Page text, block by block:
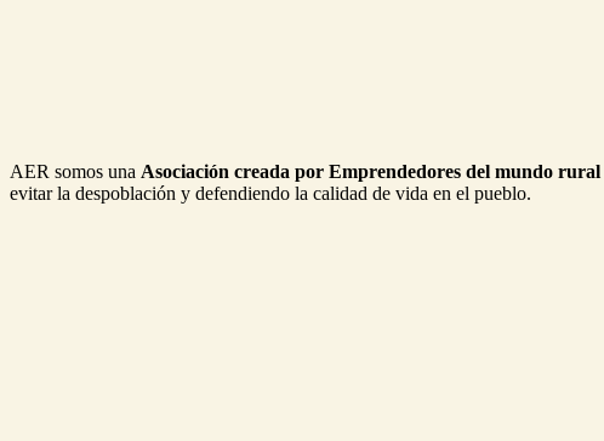
AER somos una Asociación creada por Emprendedores del mundo rural
evitar la despoblación y defendiendo la calidad de vida en el pueblo.